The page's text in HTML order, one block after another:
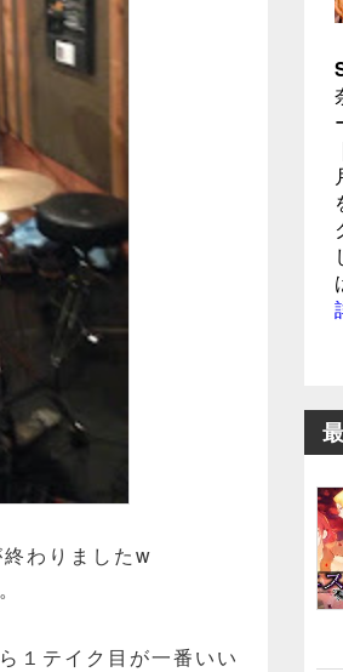
わりましたw
１テイク目が一番いい